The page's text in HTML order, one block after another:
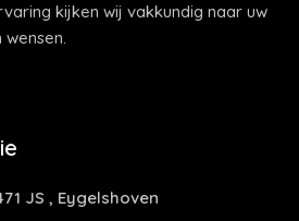
kijken wij vakkundig naar uw
JS , Eygelshoven